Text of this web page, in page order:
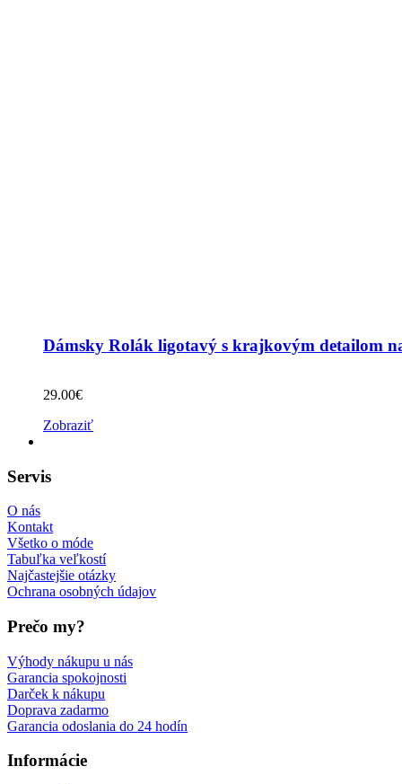
Dámsky Rolák ligotavý s krajkovým detailom
29.00€
Zobraziť
Servis
O nás
Kontakt
Všetko o móde
Tabuľka veľkostí
Najčastejšie otázky
Ochrana osobných údajov
Prečo my?
Výhody nákupu u nás
Garancia spokojnosti
Darček k nákupu
Doprava zadarmo
Garancia odoslania do 24 hodín
Informácie